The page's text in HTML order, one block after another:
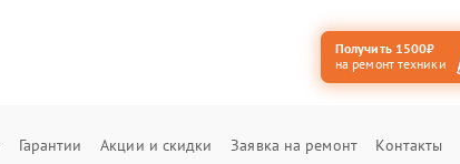
Получить 1500₽
на ремонт техники
Гарантии Акции и скидки Заявка на ремонт Контакты